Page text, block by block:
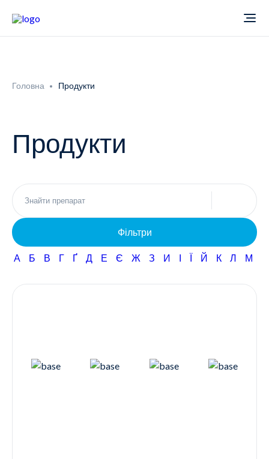
Новини
Неврологія
Фармаконагляд
Кар'єра
Головна Продукти
Продукти
Фільтри
А Б В Г Ґ Д Е Є Ж З И І Ї Й К Л М